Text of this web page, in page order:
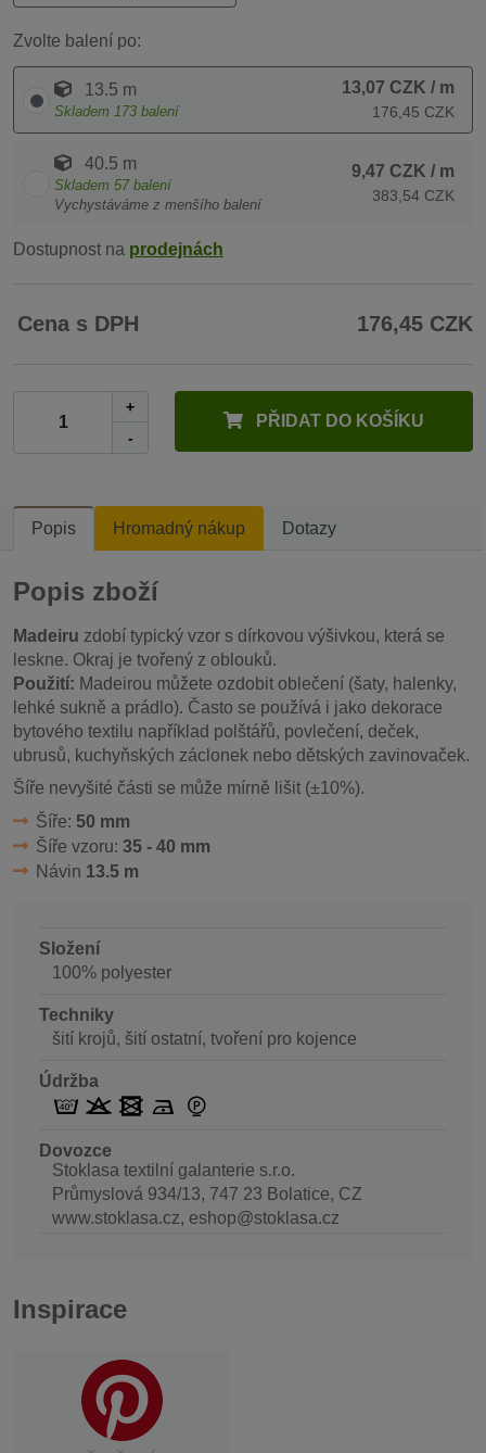
Zvolte balení po:
13.5 m
Skladem 173 balení
13,07 CZK / m
176,45 CZK
40.5 m
Skladem 57 balení
Vychystáváme z menšího balení
9,47 CZK / m
383,54 CZK
Dostupnost na prodejnách
Cena s DPH 176,45 CZK
+
-
PŘIDAT DO KOŠÍKU
Popis Hromadný nákup Dotazy
Popis zboží
Madeiru zdobí typický vzor s dírkovou výšivkou, která se
leskne. Okraj je tvořený z oblouků.
Použití: Madeirou můžete ozdobit oblečení (šaty, halenky,
lehké sukně a prádlo). Často se používá i jako dekorace
bytového textilu například polštářů, povlečení, deček,
ubrusů, kuchyňských záclonek nebo dětských zavinovaček.
Šíře nevyšité části se může mírně lišit (±10%).
Šíře: 50 mm
Šíře vzoru: 35 - 40 mm
Návin 13.5 m
Složení
100% polyester
Techniky
šití krojů, šití ostatní, tvoření pro kojence
Údržba
Dovozce
Stoklasa textilní galanterie s.r.o.
Průmyslová 934/13, 747 23 Bolatice, CZ
www.stoklasa.cz, eshop@stoklasa.cz
Inspirace